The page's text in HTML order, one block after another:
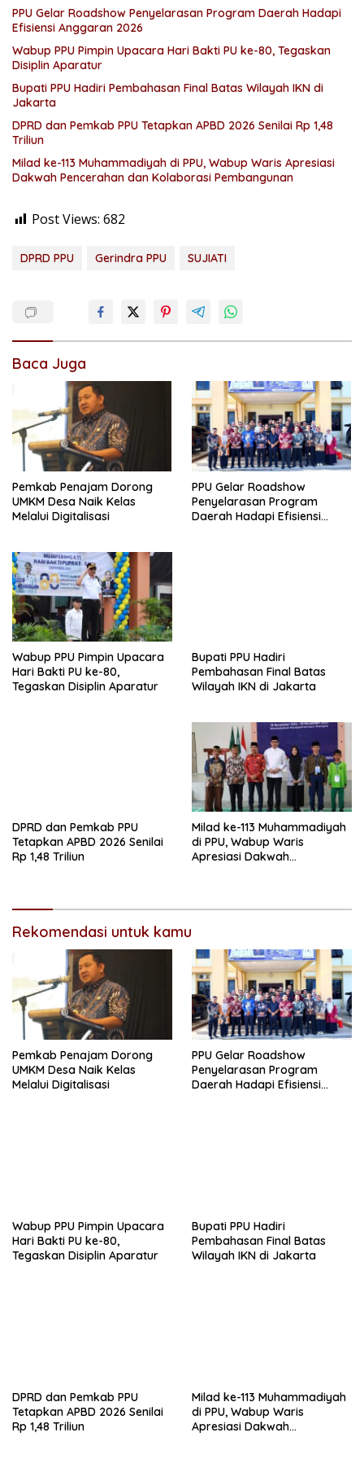
PPU Gelar Roadshow Penyelarasan Program Daerah Hadapi
Efisiensi Anggaran 2026
Wabup PPU Pimpin Upacara Hari Bakti PU ke-80, Tegaskan
Disiplin Aparatur
Bupati PPU Hadiri Pembahasan Final Batas Wilayah IKN di
Jakarta
DPRD dan Pemkab PPU Tetapkan APBD 2026 Senilai Rp 1,48
Triliun
Milad ke-113 Muhammadiyah di PPU, Wabup Waris Apresiasi
Dakwah Pencerahan dan Kolaborasi Pembangunan
Post Views: 682
DPRD PPU Gerindra PPU SUJIATI
Baca Juga
Pemkab Penajam Dorong
UMKM Desa Naik Kelas
Melalui Digitalisasi
PPU Gelar Roadshow
Penyelarasan Program
Daerah Hadapi Efisiensi
Wabup PPU Pimpin Upacara
Hari Bakti PU ke-80,
Tegaskan Disiplin Aparatur
Bupati PPU Hadiri
Pembahasan Final Batas
Wilayah IKN di Jakarta
DPRD dan Pemkab PPU
Tetapkan APBD 2026 Senilai
Rp 1,48 Triliun
Milad ke-113 Muhammadiyah
di PPU, Wabup Waris
Apresiasi Dakwah
Rekomendasi untuk kamu
Pemkab Penajam Dorong
UMKM Desa Naik Kelas
Melalui Digitalisasi
PPU Gelar Roadshow
Penyelarasan Program
Daerah Hadapi Efisiensi
Wabup PPU Pimpin Upacara
Hari Bakti PU ke-80,
Tegaskan Disiplin Aparatur
Bupati PPU Hadiri
Pembahasan Final Batas
Wilayah IKN di Jakarta
DPRD dan Pemkab PPU
Tetapkan APBD 2026 Senilai
Rp 1,48 Triliun
Milad ke-113 Muhammadiyah
di PPU, Wabup Waris
Apresiasi Dakwah